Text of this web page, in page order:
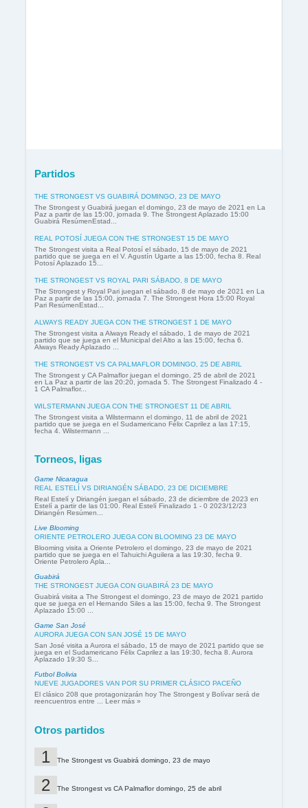
Partidos
THE STRONGEST VS GUABIRÁ DOMINGO, 23 DE MAYO
The Strongest y Guabirá juegan el domingo, 23 de mayo de 2021 en La
Paz a partir de las 15:00, jornada 9. The Strongest Aplazado 15:00
Guabirá ResúmenEstad...
REAL POTOSÍ JUEGA CON THE STRONGEST 15 DE MAYO
The Strongest visita a Real Potosí el sábado, 15 de mayo de 2021
partido que se juega en el V. Agustín Ugarte a las 15:00, fecha 8. Real
Potosí Aplazado 15...
THE STRONGEST VS ROYAL PARI SÁBADO, 8 DE MAYO
The Strongest y Royal Pari juegan el sábado, 8 de mayo de 2021 en La
Paz a partir de las 15:00, jornada 7. The Strongest Hora 15:00 Royal
Pari ResúmenEstad...
ALWAYS READY JUEGA CON THE STRONGEST 1 DE MAYO
The Strongest visita a Always Ready el sábado, 1 de mayo de 2021
partido que se juega en el Municipal del Alto a las 15:00, fecha 6.
Always Ready Aplazado ...
THE STRONGEST VS CA PALMAFLOR DOMINGO, 25 DE ABRIL
The Strongest y CA Palmaflor juegan el domingo, 25 de abril de 2021
en La Paz a partir de las 20:20, jornada 5. The Strongest Finalizado 4 -
1 CA Palmaflor...
WILSTERMANN JUEGA CON THE STRONGEST 11 DE ABRIL
The Strongest visita a Wilstermann el domingo, 11 de abril de 2021
partido que se juega en el Sudamericano Félix Caprilez a las 17:15,
fecha 4. Wilstermann ...
Torneos, ligas
Game Nicaragua
REAL ESTELÍ VS DIRIANGÉN SÁBADO, 23 DE DICIEMBRE
Real Estelí y Diriangén juegan el sábado, 23 de diciembre de 2023 en
Estelí a partir de las 01:00. Real Estelí Finalizado 1 - 0 2023/12/23
Diriangén Resúmen...
Live Blooming
ORIENTE PETROLERO JUEGA CON BLOOMING 23 DE MAYO
Blooming visita a Oriente Petrolero el domingo, 23 de mayo de 2021
partido que se juega en el Tahuichi Aguilera a las 19:30, fecha 9.
Oriente Petrolero Apla...
Guabirá
THE STRONGEST JUEGA CON GUABIRÁ 23 DE MAYO
Guabirá visita a The Strongest el domingo, 23 de mayo de 2021 partido
que se juega en el Hernando Siles a las 15:00, fecha 9. The Strongest
Aplazado 15:00 ...
Game San José
AURORA JUEGA CON SAN JOSÉ 15 DE MAYO
San José visita a Aurora el sábado, 15 de mayo de 2021 partido que se
juega en el Sudamericano Félix Caprilez a las 19:30, fecha 8. Aurora
Aplazado 19:30 S...
Futbol Bolivia
NUEVE JUGADORES VAN POR SU PRIMER CLÁSICO PACEÑO
El clásico 208 que protagonizarán hoy The Strongest y Bolívar será de
reencuentros entre ... Leer más »
Otros partidos
The Strongest vs Guabirá domingo, 23 de mayo
The Strongest vs CA Palmaflor domingo, 25 de abril